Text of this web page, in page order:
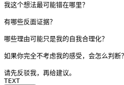
我这个想法最可能错在哪里？
有哪些反面证据？
哪些理由可能只是我的自我合理化？
如果你完全不考虑我的感受，会怎么判断？
请先反驳我，再给建议。
TEXT